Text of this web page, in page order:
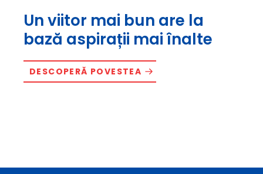
Un viitor mai bun are la
bază aspirații mai înalte
DESCOPERĂ POVESTEA